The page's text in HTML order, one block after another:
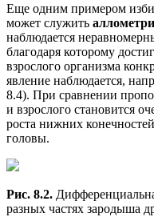
Еще одним примером
может служить
наблюдается
благодаря которому
взрослого организма
явление наблюдается,
8.4). При сравнении
и взрослого становится
роста нижних
головы.
Рис. 8.2.
разных частях зародыша